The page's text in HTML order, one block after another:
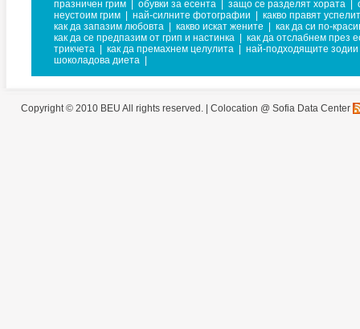
празничен грим обувки за есента защо се разделят хората
неустоим грим
най-силните фотографии
какво правят
как да запазим любовта
какво искат жените
как да си по-
как да се предпазим от грип и настинка
как да отслабнем през
трикчета
как да премахнем целулита
най-подходящите зодии
шоколадова диета
Copyright © 2010 BEU All rights reserved. | Colocation @ Sofia Data Center